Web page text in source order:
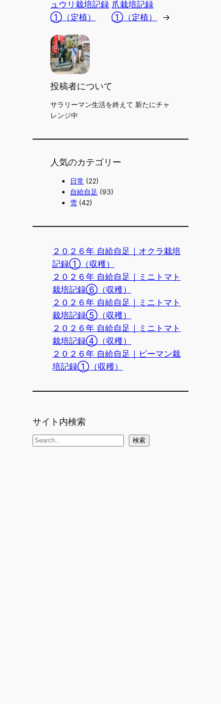
ュウリ栽培記録
①（定植）
爪栽培記録
①（定植）
→
投稿者について
サラリーマン生活を終えて 新たにチャ
レンジ中
人気のカテゴリー
日常 (22)
自給自足 (93)
雪 (42)
２０２６年 自給自足｜オクラ栽培
記録①（収穫）
２０２６年 自給自足｜ミニトマト
栽培記録⑥（収穫）
２０２６年 自給自足｜ミニトマト
栽培記録⑤（収穫）
２０２６年 自給自足｜ミニトマト
栽培記録④（収穫）
２０２６年 自給自足｜ピーマン栽
培記録①（収穫）
サイト内検索
検
検索